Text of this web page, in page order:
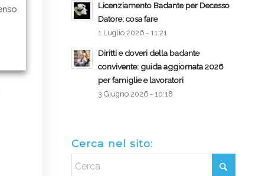
Licenziamento Badante per Decesso
Datore: cosa fare
1 Luglio 2026 - 11:21
Diritti e doveri della badante
convivente: guida aggiornata 2026
per famiglie e lavoratori
3 Giugno 2026 - 10:18
Cerca nel sito: